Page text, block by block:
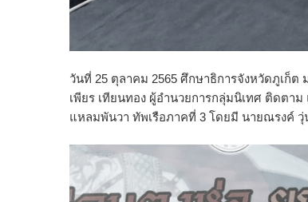
วันที่ 25 ตุลาคม 2565 ศึกษาธิการจังหวัดภูเก็
เพียร เทียนทอง ผู้อำนวยการกลุ่มนิเทศ ติดตา
แหลมพันวา ทัพเรือภาคที่ 3 โดยมี นายณรงค์ วุ่